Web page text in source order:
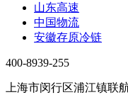
山东高速
中国物流
安徽存原冷链
400-8939-255
上海市闵行区浦江镇联